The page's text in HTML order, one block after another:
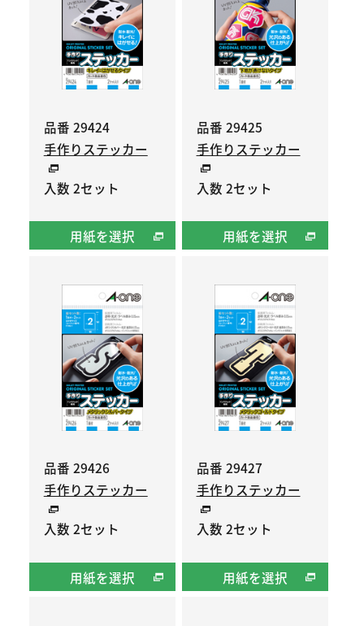
品番 29424
手作りステッカー
入数 2セット
用紙を選択
品番 29425
手作りステッカー
入数 2セット
用紙を選択
品番 29426
手作りステッカー
入数 2セット
用紙を選択
品番 29427
手作りステッカー
入数 2セット
用紙を選択